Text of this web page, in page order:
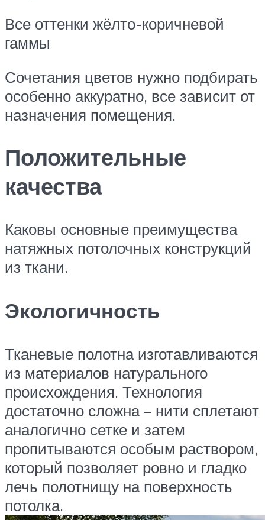
Все оттенки жёлто-коричневой
гаммы
Сочетания цветов нужно подбирать
особенно аккуратно, все зависит от
назначения помещения.
Положительные
качества
Каковы основные преимущества
натяжных потолочных конструкций
из ткани.
Экологичность
Тканевые полотна изготавливаются
из материалов натурального
происхождения. Технология
достаточно сложна – нити сплетают
аналогично сетке и затем
пропитываются особым раствором,
который позволяет ровно и гладко
лечь полотнищу на поверхность
потолка.